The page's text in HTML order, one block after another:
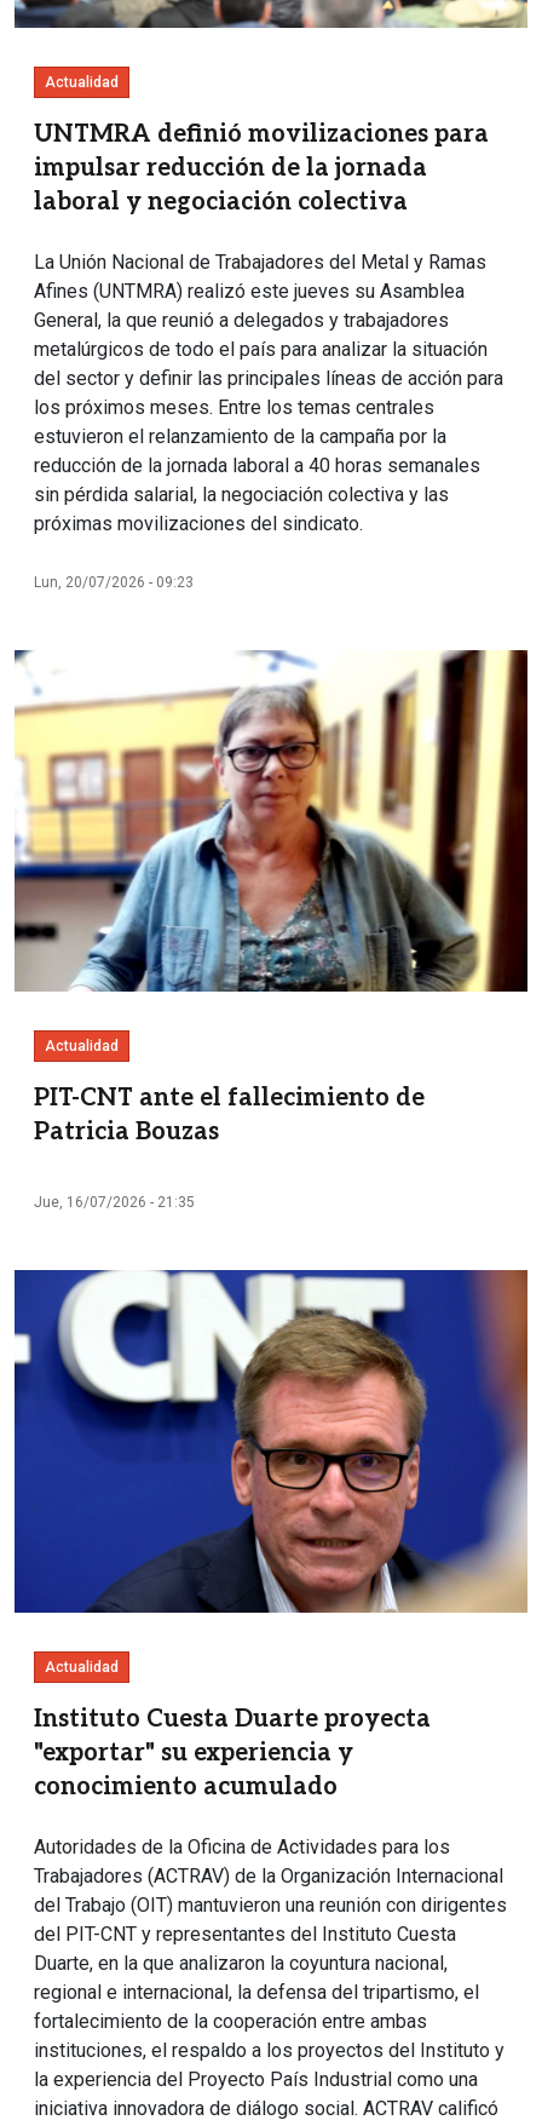
Actualidad
UNTMRA definió movilizaciones para
impulsar reducción de la jornada
laboral y negociación colectiva
La Unión Nacional de Trabajadores del Metal y Ramas
Afines (UNTMRA) realizó este jueves su Asamblea
General, la que reunió a delegados y trabajadores
metalúrgicos de todo el país para analizar la situación
del sector y definir las principales líneas de acción para
los próximos meses. Entre los temas centrales
estuvieron el relanzamiento de la campaña por la
reducción de la jornada laboral a 40 horas semanales
sin pérdida salarial, la negociación colectiva y las
próximas movilizaciones del sindicato.
Lun, 20/07/2026 - 09:23
Imagen
Actualidad
PIT-CNT ante el fallecimiento de
Patricia Bouzas
Jue, 16/07/2026 - 21:35
Imagen
Actualidad
Instituto Cuesta Duarte proyecta
"exportar" su experiencia y
conocimiento acumulado
Autoridades de la Oficina de Actividades para los
Trabajadores (ACTRAV) de la Organización Internacional
del Trabajo (OIT) mantuvieron una reunión con dirigentes
del PIT-CNT y representantes del Instituto Cuesta
Duarte, en la que analizaron la coyuntura nacional,
regional e internacional, la defensa del tripartismo, el
fortalecimiento de la cooperación entre ambas
instituciones, el respaldo a los proyectos del Instituto y
la experiencia del Proyecto País Industrial como una
iniciativa innovadora de diálogo social. ACTRAV calificó